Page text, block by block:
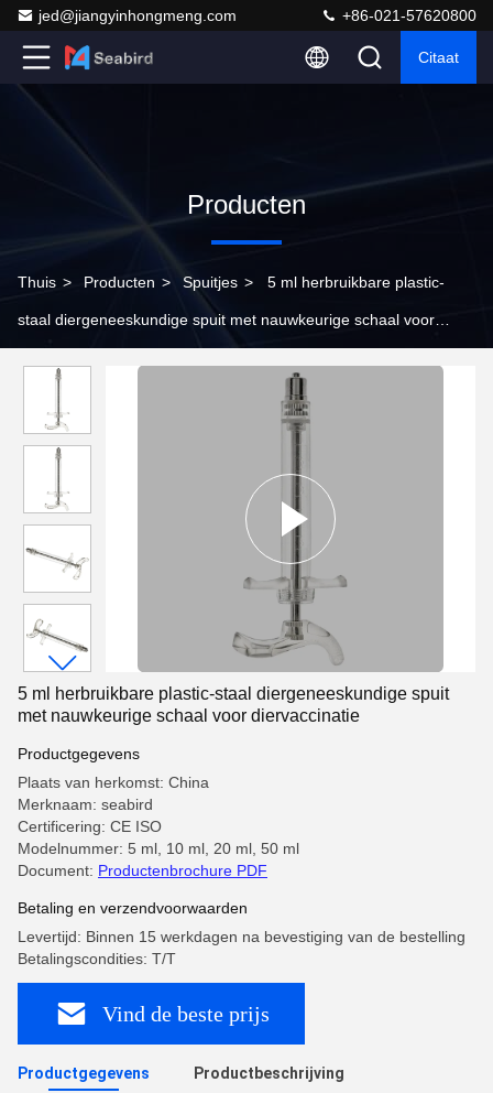
jed@jiangyinhongmeng.com +86-021-57620800
Citaat
Producten
Thuis > Producten > Spuitjes > 5 ml herbruikbare plastic-
staal diergeneeskundige spuit met nauwkeurige schaal voor
5 ml herbruikbare plastic-staal diergeneeskundige spuit
met nauwkeurige schaal voor diervaccinatie
Productgegevens
Plaats van herkomst: China
Merknaam: seabird
Certificering: CE ISO
Modelnummer: 5 ml, 10 ml, 20 ml, 50 ml
Document: Productenbrochure PDF
Betaling en verzendvoorwaarden
Levertijd: Binnen 15 werkdagen na bevestiging van de bestelling
Betalingscondities: T/T
Vind de beste prijs
Productgegevens Productbeschrijving